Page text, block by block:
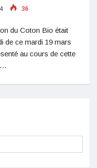
36
du Coton Bio était
de ce mardi 19 mars
au cours de cette